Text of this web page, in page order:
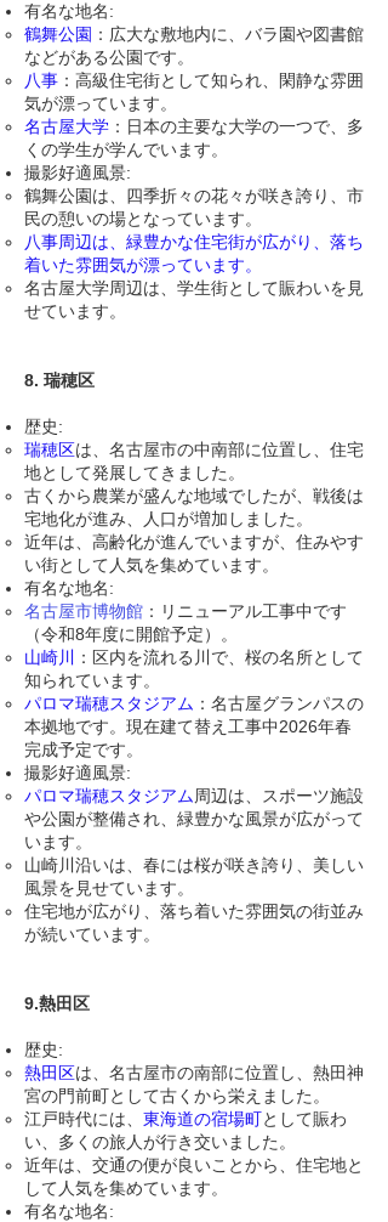
有名な地名:
鶴舞公園 ：広大な敷地内に、バラ園や図書館
などがある公園です。
八事 ：高級住宅街として知られ、閑静な雰囲
気が漂っています。
名古屋大学 ：日本の主要な大学の一つで、多
くの学生が学んでいます。
撮影好適風景:
鶴舞公園は、四季折々の花々が咲き誇り、市
民の憩いの場となっています。
八事周辺は、緑豊かな住宅街が広がり、落ち
着いた雰囲気が漂っています。
名古屋大学周辺は、学生街として賑わいを見
せています。
8. 瑞穂区
歴史:
瑞穂区は 、名古屋市の中南部に位置し、住宅
地として発展してきました。
古くから農業が盛んな地域でしたが、戦後は
宅地化が進み、人口が増加しました。
近年は、高齢化が進んでいますが、住みやす
い街として人気を集めています。
有名な地名:
名古屋市博物館 ：リニューアル工事中です
（令和8年度に開館予定）。
山崎川
：区内を流れる川で、桜の名所として
知られています。
パロマ瑞穂スタジアム ：名古屋グランパスの
本拠地です。現在建て替え工事中2026年春
完成予定です。
撮影好適風景:
パロマ瑞穂スタジアム周辺は、スポーツ施設
や公園が整備され、緑豊かな風景が広がって
います。
山崎川沿いは、春には桜が咲き誇り、美しい
風景を見せています。
住宅地が広がり、落ち着いた雰囲気の街並み
が続いています。
9.熱田区
歴史:
熱田区は、名古屋市の南部に位置し、熱田神
宮の門前町として古くから栄えました。
江戸時代には、 東海道の宿場町として賑わ
い、多くの旅人が行き交いました。
近年は、交通の便が良いことから、住宅地と
して人気を集めています。
有名な地名: